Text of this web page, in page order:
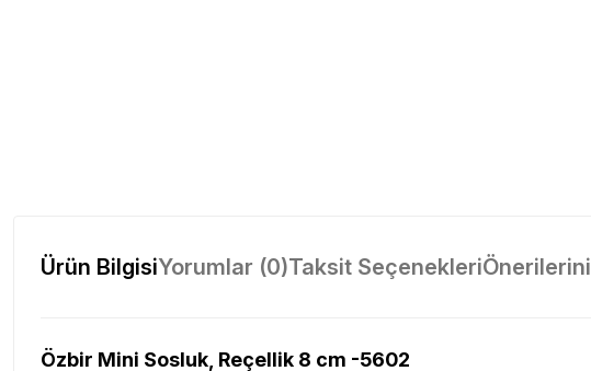
Ürün BilgisiYorumlar (0)Taksit Seçenekleri
Özbir Mini Sosluk, Reçellik 8 cm -5602